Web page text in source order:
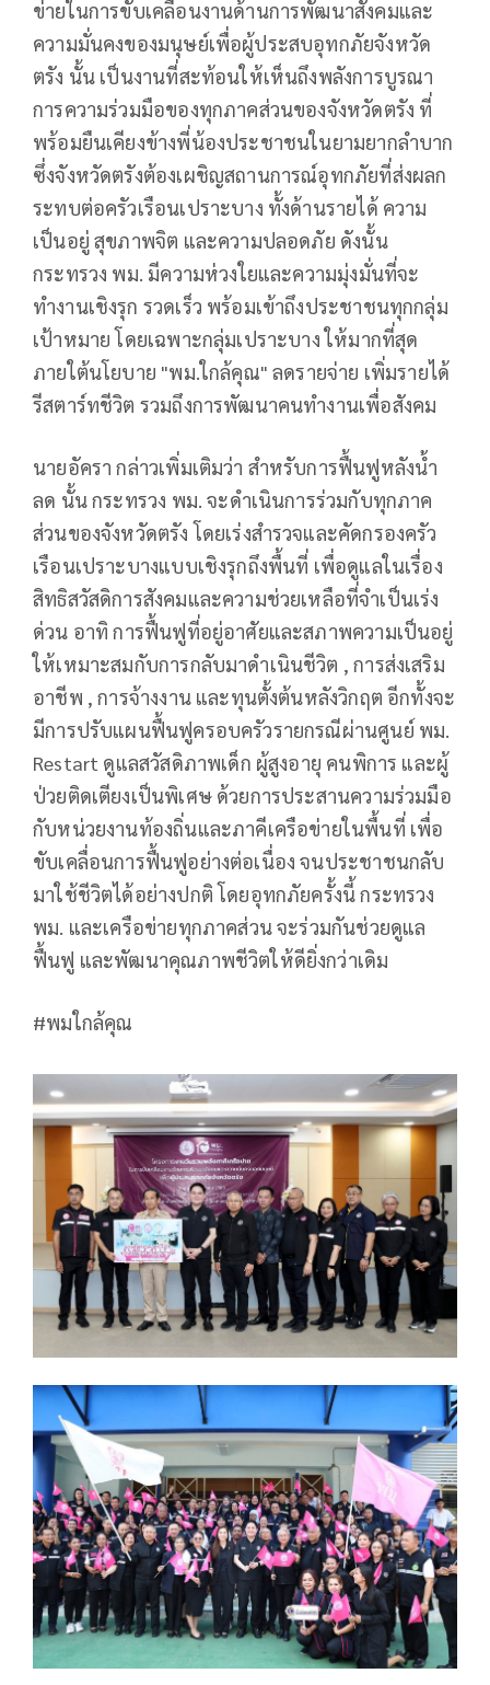
ข่ายในการขับเคลื่อนงานด้านการพัฒนาสังคมและ
ความมั่นคงของมนุษย์เพื่อผู้ประสบอุทกภัยจังหวัด
ตรัง นั้น เป็นงานที่สะท้อนให้เห็นถึงพลังการบูรณา
การความร่วมมือของทุกภาคส่วนของจังหวัดตรัง ที่
พร้อมยืนเคียงข้างพี่น้องประชาชนในยามยากลำบาก
ซึ่งจังหวัดตรังต้องเผชิญสถานการณ์อุทกภัยที่ส่งผลก
ระทบต่อครัวเรือนเปราะบาง ทั้งด้านรายได้ ความ
เป็นอยู่ สุขภาพจิต และความปลอดภัย ดังนั้น
กระทรวง พม. มีความห่วงใยและความมุ่งมั่นที่จะ
ทำงานเชิงรุก รวดเร็ว พร้อมเข้าถึงประชาชนทุกกลุ่ม
เป้าหมาย โดยเฉพาะกลุ่มเปราะบาง ให้มากที่สุด
ภายใต้นโยบาย "พม.ใกล้คุณ" ลดรายจ่าย เพิ่มรายได้
รีสตาร์ทชีวิต รวมถึงการพัฒนาคนทำงานเพื่อสังคม
นายอัครา กล่าวเพิ่มเติมว่า สำหรับการฟื้นฟูหลังน้ำ
ลด นั้น กระทรวง พม. จะดำเนินการร่วมกับทุกภาค
ส่วนของจังหวัดตรัง โดยเร่งสำรวจและคัดกรองครัว
เรือนเปราะบางแบบเชิงรุกถึงพื้นที่ เพื่อดูแลในเรื่อง
สิทธิสวัสดิการสังคมและความช่วยเหลือที่จำเป็นเร่ง
ด่วน อาทิ การฟื้นฟูที่อยู่อาศัยและสภาพความเป็นอยู่
ให้เหมาะสมกับการกลับมาดำเนินชีวิต , การส่งเสริม
อาชีพ , การจ้างงาน และทุนตั้งต้นหลังวิกฤต อีกทั้งจะ
มีการปรับแผนฟื้นฟูครอบครัวรายกรณีผ่านศูนย์ พม.
Restart ดูแลสวัสดิภาพเด็ก ผู้สูงอายุ คนพิการ และผู้
ป่วยติดเตียงเป็นพิเศษ ด้วยการประสานความร่วมมือ
กับหน่วยงานท้องถิ่นและภาคีเครือข่ายในพื้นที่ เพื่อ
ขับเคลื่อนการฟื้นฟูอย่างต่อเนื่อง จนประชาชนกลับ
มาใช้ชีวิตได้อย่างปกติ โดยอุทกภัยครั้งนี้ กระทรวง
พม. และเครือข่ายทุกภาคส่วน จะร่วมกันช่วยดูแล
ฟื้นฟู และพัฒนาคุณภาพชีวิตให้ดียิ่งกว่าเดิม
#พมใกล้คุณ